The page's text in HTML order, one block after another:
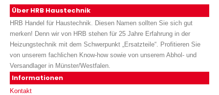
Über HRB Haustechnik
HRB Handel für Haustechnik. Diesen Namen sollten Sie sich gut
merken! Denn wir von HRB stehen für 25 Jahre Erfahrung in der
Heizungstechnik mit dem Schwerpunkt „Ersatzteile“. Profitieren Sie
von unserem fachlichen Know-how sowie von unserem Abhol- und
Versandlager in Münster/Westfalen.
Informationen
Kontakt